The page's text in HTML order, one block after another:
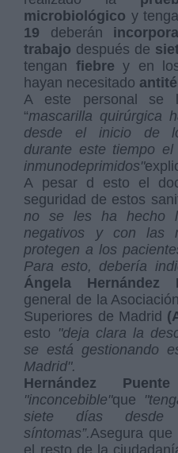
microbiológico y
19 deberán
trabajo después de
tengan fiebre y en
hayan necesitado
A este personal se
“mascarilla quirúrgica
desde el inicio de
durante este tiempo
inmunodeprimidos"
A pesar d esto el
seguridad de estos
no se les ha hecho
negativos y con las
protegen a los
Para esto, debería
Ángela Hernández
general de la
Superiores de Madrid
esto "deja clara la
se está gestionando
Madrid".
Hernández
"inconcebible"que
siete días
síntomas”.Asegura